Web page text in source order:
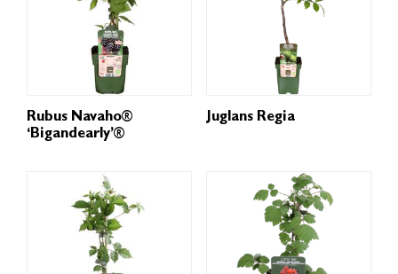
Rubus Navaho®
‘Bigandearly’®
Juglans Regia